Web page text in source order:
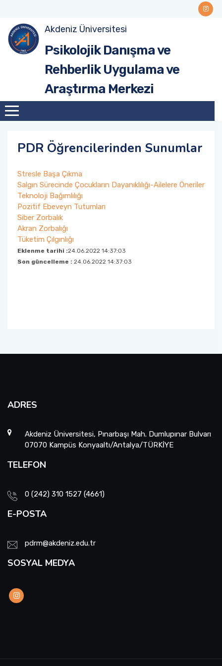
Akdeniz Üniversitesi
Psikolojik Danışma ve
Rehberlik Uygulama ve
Araştırma Merkezi
PDR Öğrencilerinden Sunumlar
Stresle Başa Çıkma
Salgın Sürecinde Çocukların Dayanıklılığı-Ailelere Öneriler
Teknoloji Bağımlılığı
Pozitif Ebeveyn Tutumları
Siber Zorbalık
Akran Zorbalığı
Tüketim Çılgınlığı
Eklenme tarihi :24.06.2022 14:37:03
Son güncelleme : 24.06.2022 14:37:03
ADRES
Akdeniz Üniversitesi, Pınarbaşı Mah. Dumlupınar Bulvarı
07070 Kampüs Konyaaltı/Antalya/TÜRKİYE
TELEFON
0 (242) 310 1527 (4661)
E-POSTA
pdrm@akdeniz.edu.tr
SOSYAL MEDYA
Yönetim
Misyon - Vizyon